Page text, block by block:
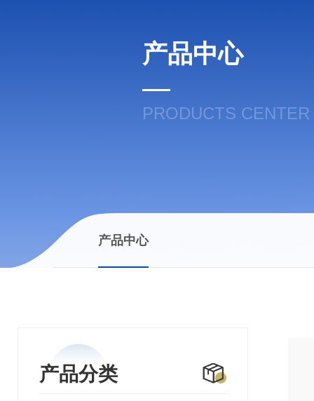
产品中心
PRODUCTS CENTER
产品中心
产品分类